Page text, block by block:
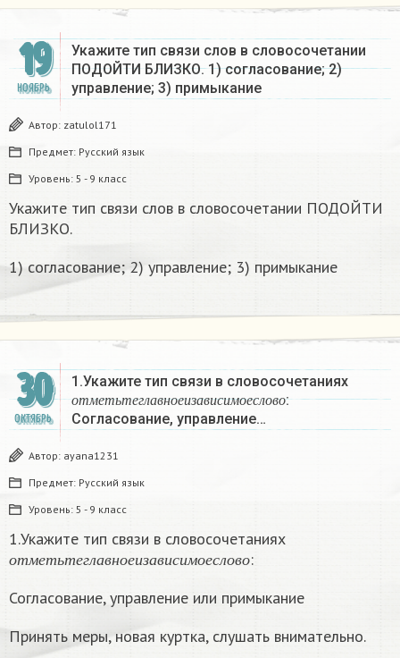
19
НОЯБРЬ
Укажите тип связи слов в словосочетании
ПОДОЙТИ БЛИЗКО. 1) согласование; 2)
управление; 3) примыкание
Автор: zatulol171
Предмет: Русский язык
Уровень: 5 - 9 класс
Укажите тип связи слов в словосочетании ПОДОЙТИ
БЛИЗКО.
1) согласование; 2) управление; 3) примыкание
30
ОКТЯБРЬ
1.Укажите тип связи в словосочетаниях
о тме т ьт е гл а в н о е и за в и с имо е сл о в о :
Согласование, управление…
Автор: ayana1231
Предмет: Русский язык
Уровень: 5 - 9 класс
1.Укажите тип связи в словосочетаниях
о тме т ьт е гл а в н о е и з а в и с им о е сл о в о
отметьт ег лавн оеиза в исимоесло во
:
Согласование, управление или примыкание
Принять меры, новая куртка, слушать внимательно.